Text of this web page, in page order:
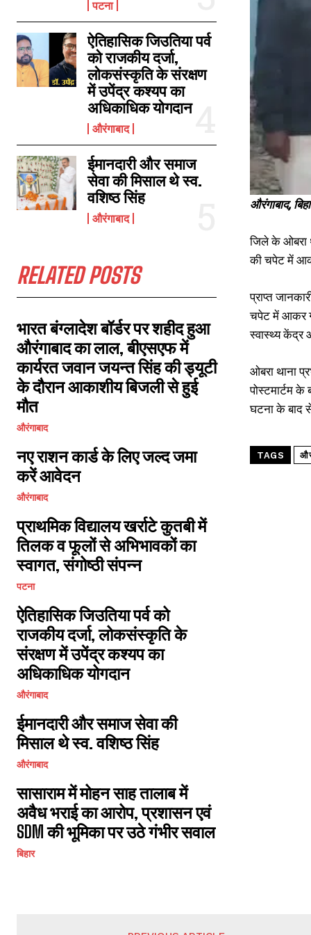
अप्रैल में थी बेटी की शादी, खरीददारी करने जा रहे पति पत्नी को ट्रक ने कुचला, पत्नी
की हुई मौत, परिवार में कोहराम
February 20, 2024
पटना
ऐतिहासिक जिउतिया पर्व
को राजकीय दर्जा,
लोकसंस्कृति के संरक्षण
में उपेंद्र कश्यप का
अधिकाधिक योगदान
औरंगाबाद
ईमानदारी और समाज
सेवा की मिसाल थे स्व.
वशिष्ठ सिंह
औरंगाबाद
RELATED POSTS
भारत बंग्लादेश बॉर्डर पर शहीद हुआ
औरंगाबाद का लाल, बीएसएफ में
कार्यरत जवान जयन्त सिंह की ड्यूटी
के दौरान आकाशीय बिजली से हुई
मौत
औरंगाबाद
नए राशन कार्ड के लिए जल्द जमा
करें आवेदन
औरंगाबाद
प्राथमिक विद्यालय खर्राटे कुतबी में
तिलक व फूलों से अभिभावकों का
स्वागत, संगोष्ठी संपन्न
पटना
ऐतिहासिक जिउतिया पर्व को
राजकीय दर्जा, लोकसंस्कृति के
संरक्षण में उपेंद्र कश्यप का
अधिकाधिक योगदान
औरंगाबाद
ईमानदारी और समाज सेवा की
मिसाल थे स्व. वशिष्ठ सिंह
औरंगाबाद
सासाराम में मोहन साह तालाब में
अवैध भराई का आरोप, प्रशासन एवं
SDM की भूमिका पर उठे गंभीर सवाल
बिहार
औरंगाबाद,
जिले के ओबरा
की चपेट में
प्राप्त
चपेट में आकर
स्वास्थ्य केंद्र
ओबरा थाना
पोस्टमार्टम के
घटना के बाद
TAGS